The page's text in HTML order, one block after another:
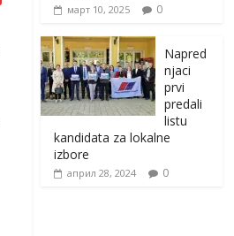
март 10, 2025 0
Napred
njaci
prvi
predali
listu
kandidata za lokalne
izbore
април 28, 2024 0